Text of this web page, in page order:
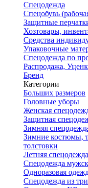
Спецодежда
Спецобувь
Защитные
Хозтовары,
Средства
Упаковочные
Спецодежда по
Распродажа,
Бренд
Категории
Больших размеров
Головные уборы
Женская
Защитная
Зимняя
Зимние костюмы,
толстовки
Летняя спецодежда
Спецодежда
Одноразовая
Спецодежда из